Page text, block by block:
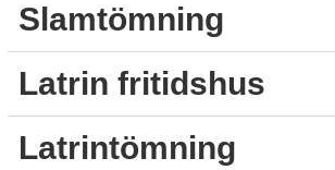
Slamtömning
Latrin fritidshus
Latrintömning